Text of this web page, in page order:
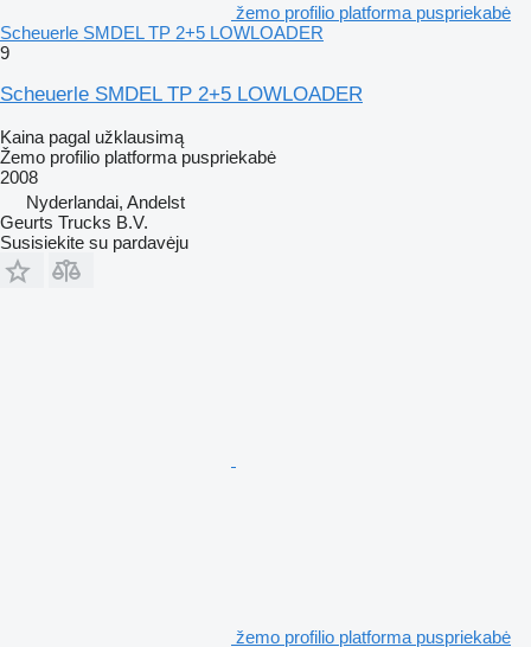
žemo profilio platforma puspriekabė
Scheuerle SMDEL TP 2+5 LOWLOADER
9
Scheuerle SMDEL TP 2+5 LOWLOADER
Kaina pagal užklausimą
Žemo profilio platforma puspriekabė
2008
Nyderlandai, Andelst
Geurts Trucks B.V.
Susisiekite su pardavėju
žemo profilio platforma puspriekabė